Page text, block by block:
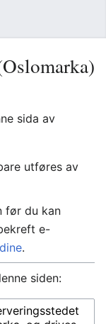
sida av
utføres av
før du kan
e-
.
siden: